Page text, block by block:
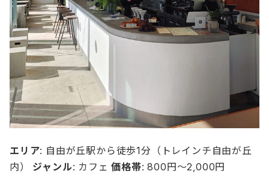
エリア: 自由が丘駅から徒歩1分（トレインチ自由が丘
内） ジャンル: カフェ価格帯: 800円～2,000円